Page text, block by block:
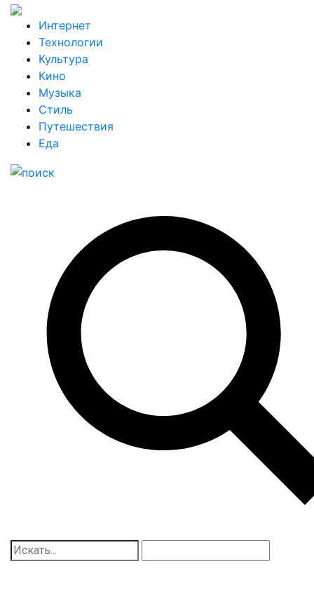
Интернет
Технологии
Культура
Кино
Музыка
Стиль
Путешествия
Еда